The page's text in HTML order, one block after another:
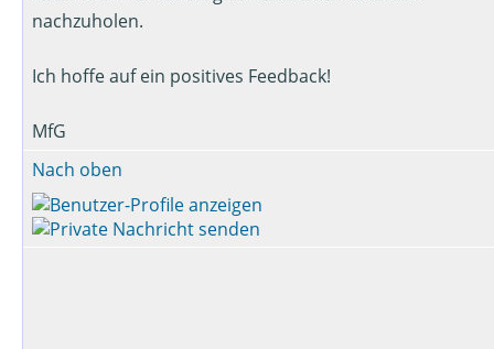
nachzuholen.
Ich hoffe auf ein positives Feedback!
MfG
Nach oben